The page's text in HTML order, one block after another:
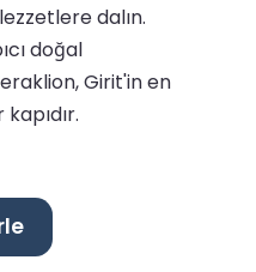
dalın.
doğal
Girit'in en